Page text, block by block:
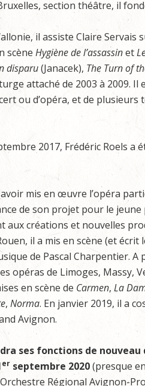
section théâtre, il
il assiste Claire
scène Hygiène de l’assassinet
disparu(Janacek), The Turn of
attaché de 2003 à 2009.
ou d’opéra, et de
2017, Frédéric Roels
mis en œuvre l’opéra
de son projet pour le
aux créations et nouvelles
il a mis en scène (et écrit
de Pascal Charpentier.
opéras de Limoges, Massy,
en scène de Carmen, La
, Norma. En janvier 2019, il a
Avignon.
ses fonctions de
er septembre 2020(presque
Régional Avignon-